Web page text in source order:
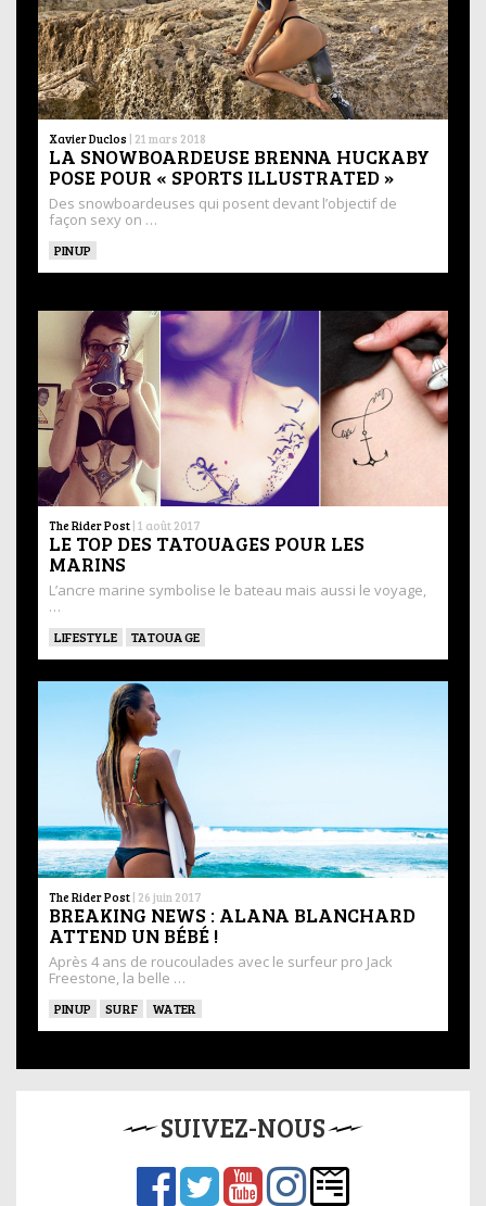
Xavier Duclos | 21 mars 2018
LA SNOWBOARDEUSE BRENNA HUCKABY
POSE POUR « SPORTS ILLUSTRATED »
Des snowboardeuses qui posent devant l’objectif de
façon sexy on …
PINUP
The Rider Post | 1 août 2017
LE TOP DES TATOUAGES POUR LES
MARINS
L’ancre marine symbolise le bateau mais aussi le voyage,
…
LIFESTYLE TATOUAGE
The Rider Post | 26 juin 2017
BREAKING NEWS : ALANA BLANCHARD
ATTEND UN BÉBÉ !
Après 4 ans de roucoulades avec le surfeur pro Jack
Freestone, la belle …
PINUP SURF WATER
SUIVEZ-NOUS